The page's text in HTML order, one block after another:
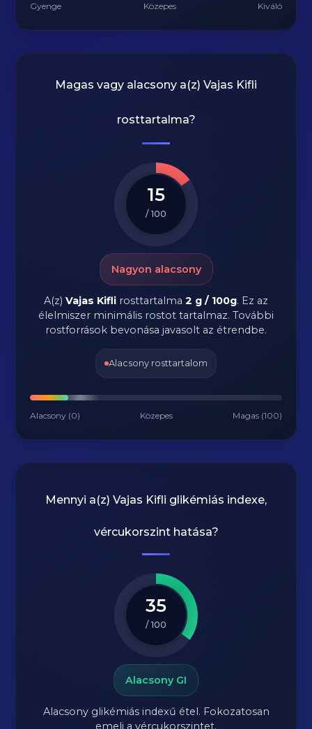
Gyenge Közepes Kiváló
Magas vagy alacsony a(z) Vajas Kifli
rosttartalma?
15
/ 100
Nagyon alacsony
A(z) Vajas Kifli rosttartalma 2 g / 100g. Ez az
élelmiszer minimális rostot tartalmaz. További
rostforrások bevonása javasolt az étrendbe.
Alacsony rosttartalom
Alacsony (0) Közepes Magas (100)
Mennyi a(z) Vajas Kifli glikémiás indexe,
vércukorszint hatása?
35
/ 100
Alacsony GI
Alacsony glikémiás indexű étel. Fokozatosan
emeli a vércukorszintet.